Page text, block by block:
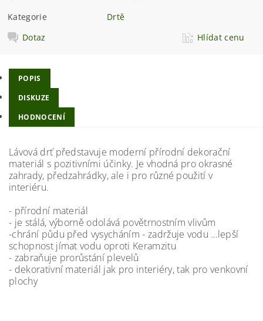
Kategorie
Drtě
Dotaz
Hlídat cenu
POPIS
DISKUZE
HODNOCENÍ
Lávová drť představuje moderní přírodní dekorační
materiál s pozitivními účinky. Je vhodná pro okrasné
zahrady, předzahrádky, ale i pro různé použití v
interiéru.
- přírodní materiál
- je stálá, výborně odolává povětrnostním vlivům
-chrání půdu před vysycháním - zadržuje vodu …lepší
schopnost jímat vodu oproti Keramzitu
- zabraňuje prorůstání plevelů
- dekorativní materiál jak pro interiéry, tak pro venkovní
plochy